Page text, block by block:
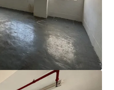
傳統工廈供應日漸減少，進
同廈單位為例，近期成交
場對大角咀區工廈單位需
組合質素優越，加上出租率
買家提供即時可靠的投資回
力，相信項目將吸引長線投
售反應會相當熱烈。